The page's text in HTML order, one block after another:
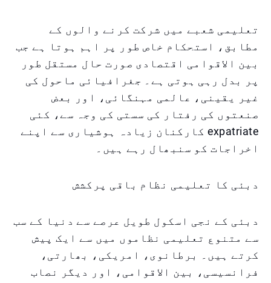
تعلیمی شعبے میں شرکت کرنے والوں کے
مطابق، استحکام خاص طور پر اہم ہوتا ہے جب
بین الاقوامی اقتصادی صورت حال مستقل طور
پر بدل رہی ہوتی ہے۔ جغرافیائی ماحول کی
غیر یقینی، عالمی مہنگائی، اور بعض
صنعتوں کی رفتار کی سستی کی وجہ سے، کئی
expatriate کارکنان زیادہ ہوشیاری سے اپنے
اخراجات کو سنبھال رہے ہیں۔
دبئی کا تعلیمی نظام باقی پرکشش
دبئی کے نجی اسکول طویل عرصے سے دنیا کے سب
سے متنوع تعلیمی نظاموں میں سے ایک پیش
کرتے ہیں۔ برطانوی، امریکی، بھارتی،
فرانسیسی، بین الاقوامی، اور دیگر نصاب